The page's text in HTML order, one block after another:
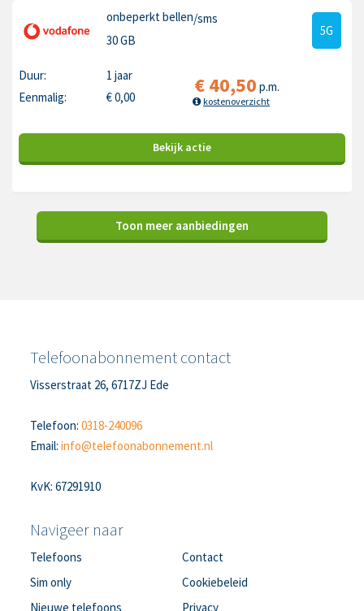
onbeperkt bellen/sms
30 GB
5G
Duur:
1 jaar
Eenmalig:
€0,00 €40,50 p.m.
kostenoverzicht
Bekijk actie
Toon meer aanbiedingen
Telefoonabonnement contact
Visserstraat 26, 6717ZJ Ede
Telefoon:0318-240096
Email:info@telefoonabonnement.nl
KvK: 67291910
Navigeer naar
Telefoons
Sim only
Nieuwe telefoons
Contact
Cookiebeleid
Privacy